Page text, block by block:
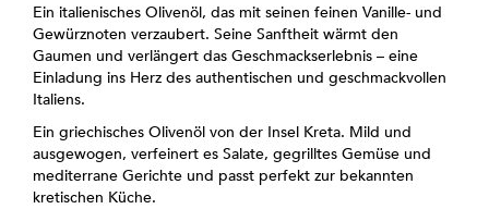
Ein italienisches Olivenöl, das mit seinen feinen Vanille- und
Gewürznoten verzaubert. Seine Sanftheit wärmt den
Gaumen und verlängert das Geschmackserlebnis – eine
Einladung ins Herz des authentischen und geschmackvollen
Italiens.
Ein griechisches Olivenöl von der Insel Kreta. Mild und
ausgewogen, verfeinert es Salate, gegrilltes Gemüse und
mediterrane Gerichte und passt perfekt zur bekannten
kretischen Küche.